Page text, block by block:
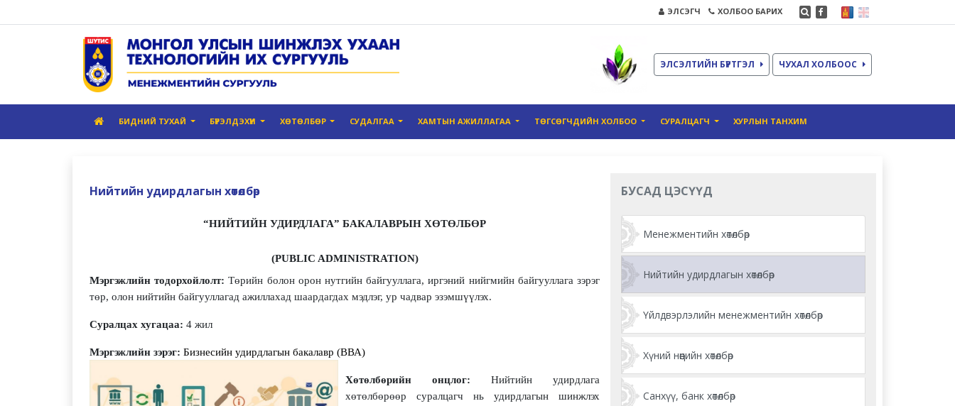
ЭЛСЭГЧ ХОЛБОО БАРИХ
ЭЛСЭЛТИЙН БҮРТГЭЛ ЧУХАЛ ХОЛБООС
БИДНИЙ ТУХАЙ БҮРЭЛДЭХҮҮН ХӨТӨЛБӨР СУДАЛГАА ХАМТЫН АЖИЛЛАГАА ТӨГСӨГЧДИЙН ХОЛБОО СУРАЛЦАГЧ ХУРЛЫН ТАНХИМ
Нийтийн удирдлагын хөтөлбөр
“НИЙТИЙН УДИРДЛАГА” БАКАЛАВРЫН ХӨТӨЛБӨР
(PUBLIC ADMINISTRATION)
Мэргэжлийн тодорхойлолт:Төрийн болон орон нутгийн байгууллага, иргэний нийгмийн байгууллага зэрэг
төр, олон нийтийн байгууллагад ажиллахад шаардагдах мэдлэг, ур чадвар эзэмшүүлэх.
Суралцах хугацаа: 4 жил
Мэргэжлийн зэрэг: Бизнесийн удирдлагын бакалавр (BВА)
Хөтөлбөрийн онцлог: Нийтийн удирдлага
хөтөлбөрөөр суралцагч нь удирдлагын шинжлэх
БУСАД ЦЭСҮҮД
Менежментийн хөтөлбөр
Нийтийн удирдлагын хөтөлбөр
Үйлдвэрлэлийн менежментийн хөтөлбөр
Хүний нөөцийн хөтөлбөр
Санхүү, банк хөтөлбөр